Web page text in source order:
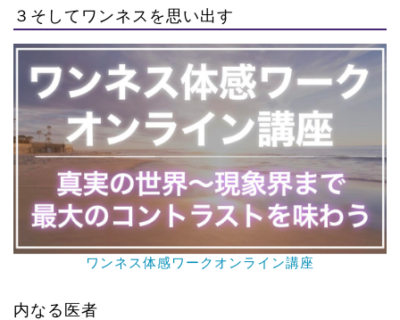
３そしてワンネスを思い出す
ワンネス体感ワークオンライン講座
内なる医者
Oneness1